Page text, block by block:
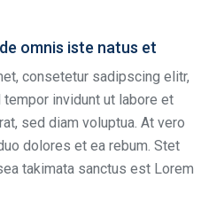
omnis iste natus et
consetetur sadipscing elitr,
invidunt ut labore et
sed diam voluptua. At vero
dolores et ea rebum. Stet
takimata sanctus est Lorem